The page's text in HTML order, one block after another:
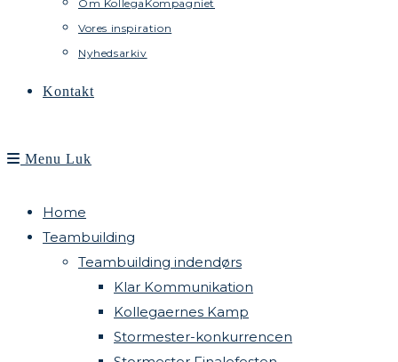
Om KollegaKompagniet
Vores inspiration
Nyhedsarkiv
Kontakt
Menu Luk
Home
Teambuilding
Teambuilding indendørs
Klar Kommunikation
Kollegaernes Kamp
Stormester-konkurrencen